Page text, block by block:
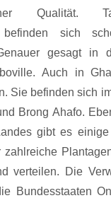
Qualität.
befinden sich
gesagt in
Auch in
Sie befinden sich
Brong Ahafo.
gibt es
zahlreiche
verteilen. Die
Bundesstaaten